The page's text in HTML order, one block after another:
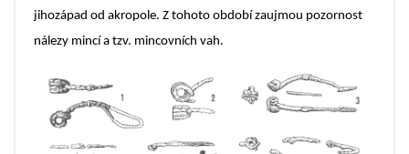
jihozápad od akropole. Z tohoto období zaujmou pozornost
nálezy mincí a tzv. mincovních vah.